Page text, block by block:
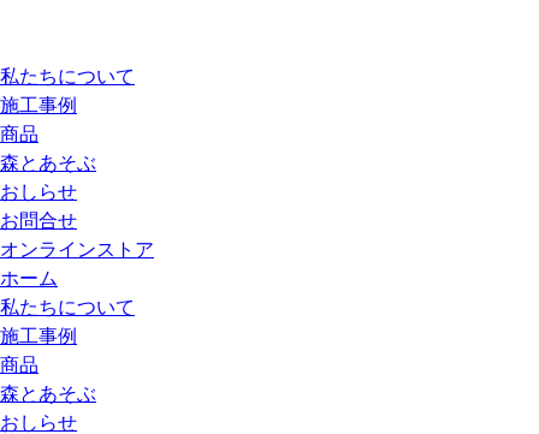
私たちについて
施工事例
商品
森とあそぶ
おしらせ
お問合せ
オンラインストア
ホーム
私たちについて
施工事例
商品
森とあそぶ
おしらせ